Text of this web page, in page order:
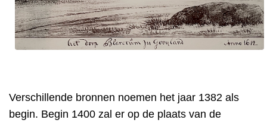
Verschillende bronnen noemen het jaar 1382 als
begin. Begin 1400 zal er op de plaats van de